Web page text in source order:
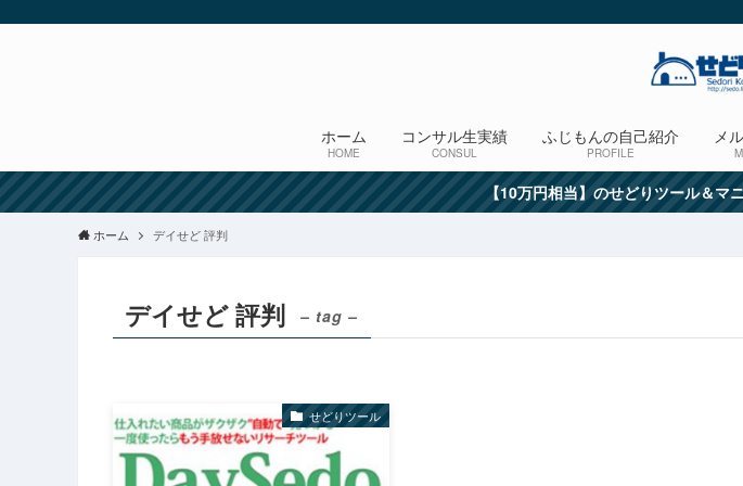
ホーム
HOME
コンサル生実績
CONSUL
ふじもんの自己紹介
PROFILE
メ
【10万円相当】のせどりツール＆マ
ホーム デイせど 評判
デイせど 評判 – tag –
せどりツール